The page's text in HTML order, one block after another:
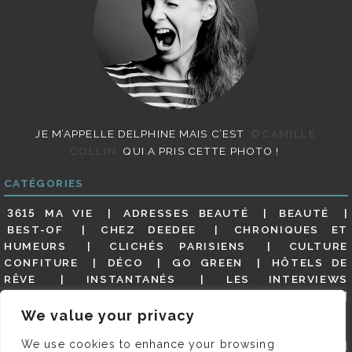
We value your privacy
We use cookies to enhance your browsing
JE M’APPELLE DELPHINE MAIS C’EST
©CAMILLE
COLLIN
QUI A PRIS CETTE PHOTO !
CATÉGORIES
3615 MA VIE ADRESSES BEAUTÉ
BEAUTÉ
BEST-OF
CHEZ DEEDEE
CHRONIQUES ET
HUMEURS
CLICHÉS PARISIENS
CULTURE
CONFITURE
DÉCO GO GREEN
HÔTELS DE
RÊVE
INSTANTANÉS
LES INTERVIEWS
MES ADRESSES
MODE NON CLASSÉ
GUIDE
PARIS EN PHOTOS RESTAURANTS